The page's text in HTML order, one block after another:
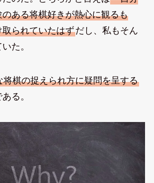
ある将棋好きが熱心に観るも
られていたはずだし、私もそん
た。
将棋の捉えられ方に疑問を呈する
る。